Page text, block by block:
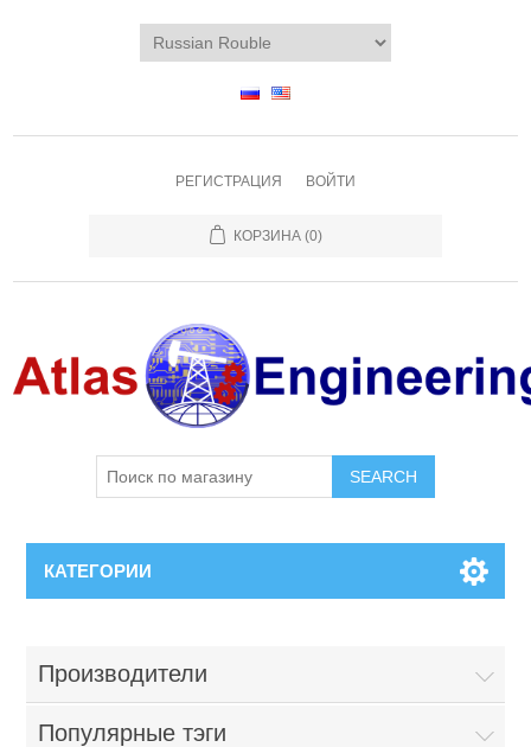
РЕГИСТРАЦИЯ ВОЙТИ
КОРЗИНА (0)
КАТЕГОРИИ
Производители
Популярные тэги